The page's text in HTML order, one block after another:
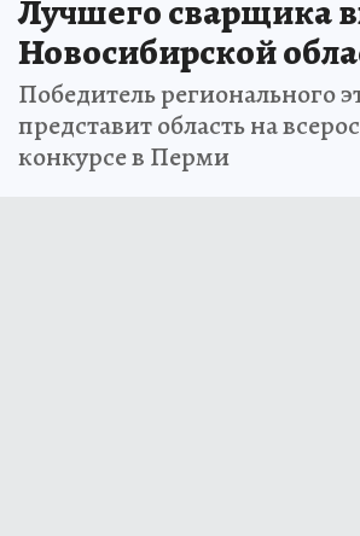
Лучшего сварщика
Новосибирской
Победитель регионального
представит область на
конкурсе в Перми